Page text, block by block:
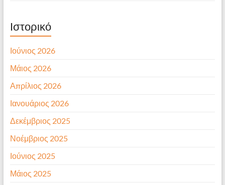
Ιστορικό
Ιούνιος 2026
Μάιος 2026
Απρίλιος 2026
Ιανουάριος 2026
Δεκέμβριος 2025
Νοέμβριος 2025
Ιούνιος 2025
Μάιος 2025